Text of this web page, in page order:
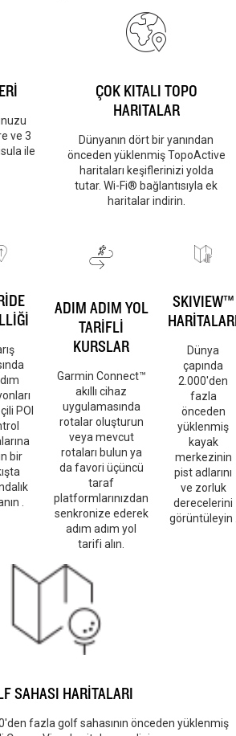
ve 3
ile
ÇOK KITALI TOPO
HARITALAR
Dünyanın dört bir yanından
önceden yüklenmiş TopoActive
haritaları keşiflerinizi yolda
tutar. Wi-Fi® bağlantısıyla ek
haritalar indirin.
POI
bir
.
ADIM ADIM YOL
TARİFLİ
KURSLAR
Garmin Connect™
akıllı cihaz
uygulamasında
rotalar oluşturun
veya mevcut
rotaları bulun ya
da favori üçüncü
taraf
platformlarınızdan
senkronize ederek
adım adım yol
tarifi alın.
SKIVIEW™
Dünya
çapında
2.000'den
fazla
önceden
yüklenmiş
kayak
merkezinin
pist adlarını
ve zorluk
derecelerini
görüntüleyin
SAHASI HARİTALARI
fazla golf sahasının önceden yüklenmiş